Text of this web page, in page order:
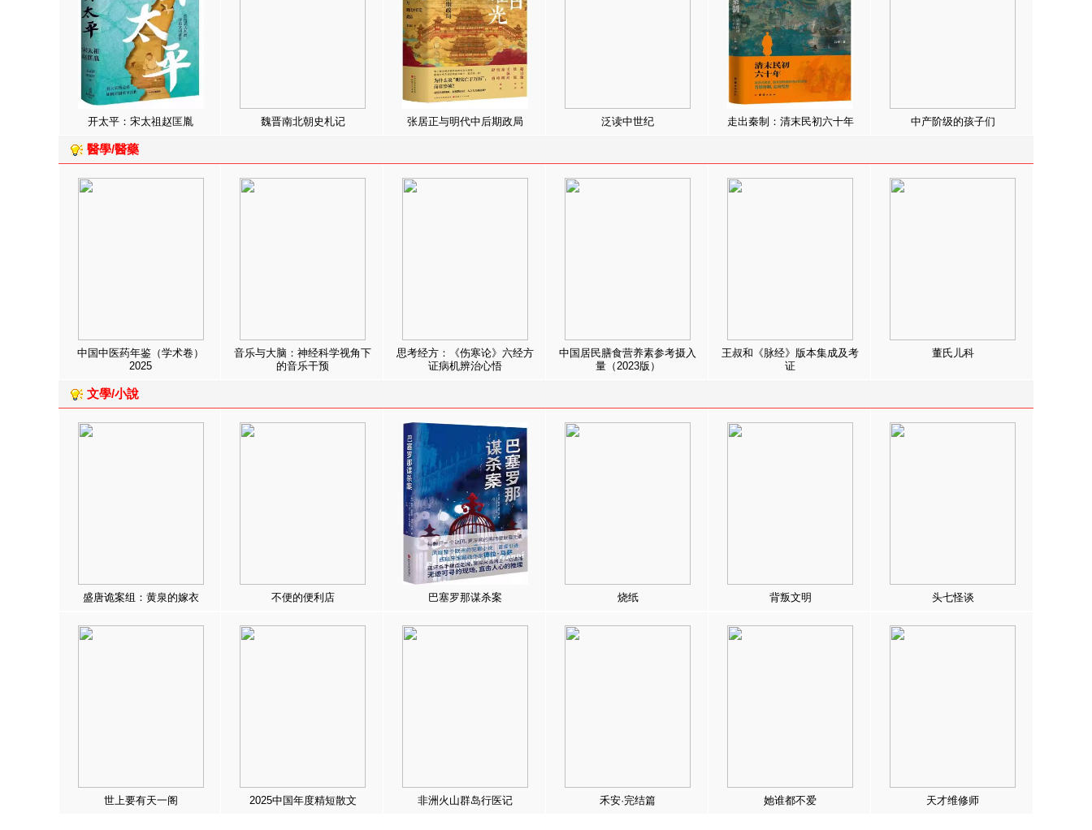
开太平：宋太祖赵匡胤 魏晋南北朝史札记 张居正与明代中后期政局 泛读中世纪 走出秦制：清末民初六十年 中产阶级的孩子们
醫學/醫藥
中国中医药年鉴（学术卷）
2025
音乐与大脑：神经科学视角下
的音乐干预
思考经方：《伤寒论》六经方
证病机辨治心悟
中国居民膳食营养素参考摄入
量（2023版）
王叔和《脉经》版本集成及考
证
董氏儿科
文學/小說
盛唐诡案组：黄泉的嫁衣 不便的便利店 巴塞罗那谋杀案 烧纸 背叛文明 头七怪谈
世上要有天一阁 2025中国年度精短散文 非洲火山群岛行医记 禾安·完结篇 她谁都不爱 天才维修师